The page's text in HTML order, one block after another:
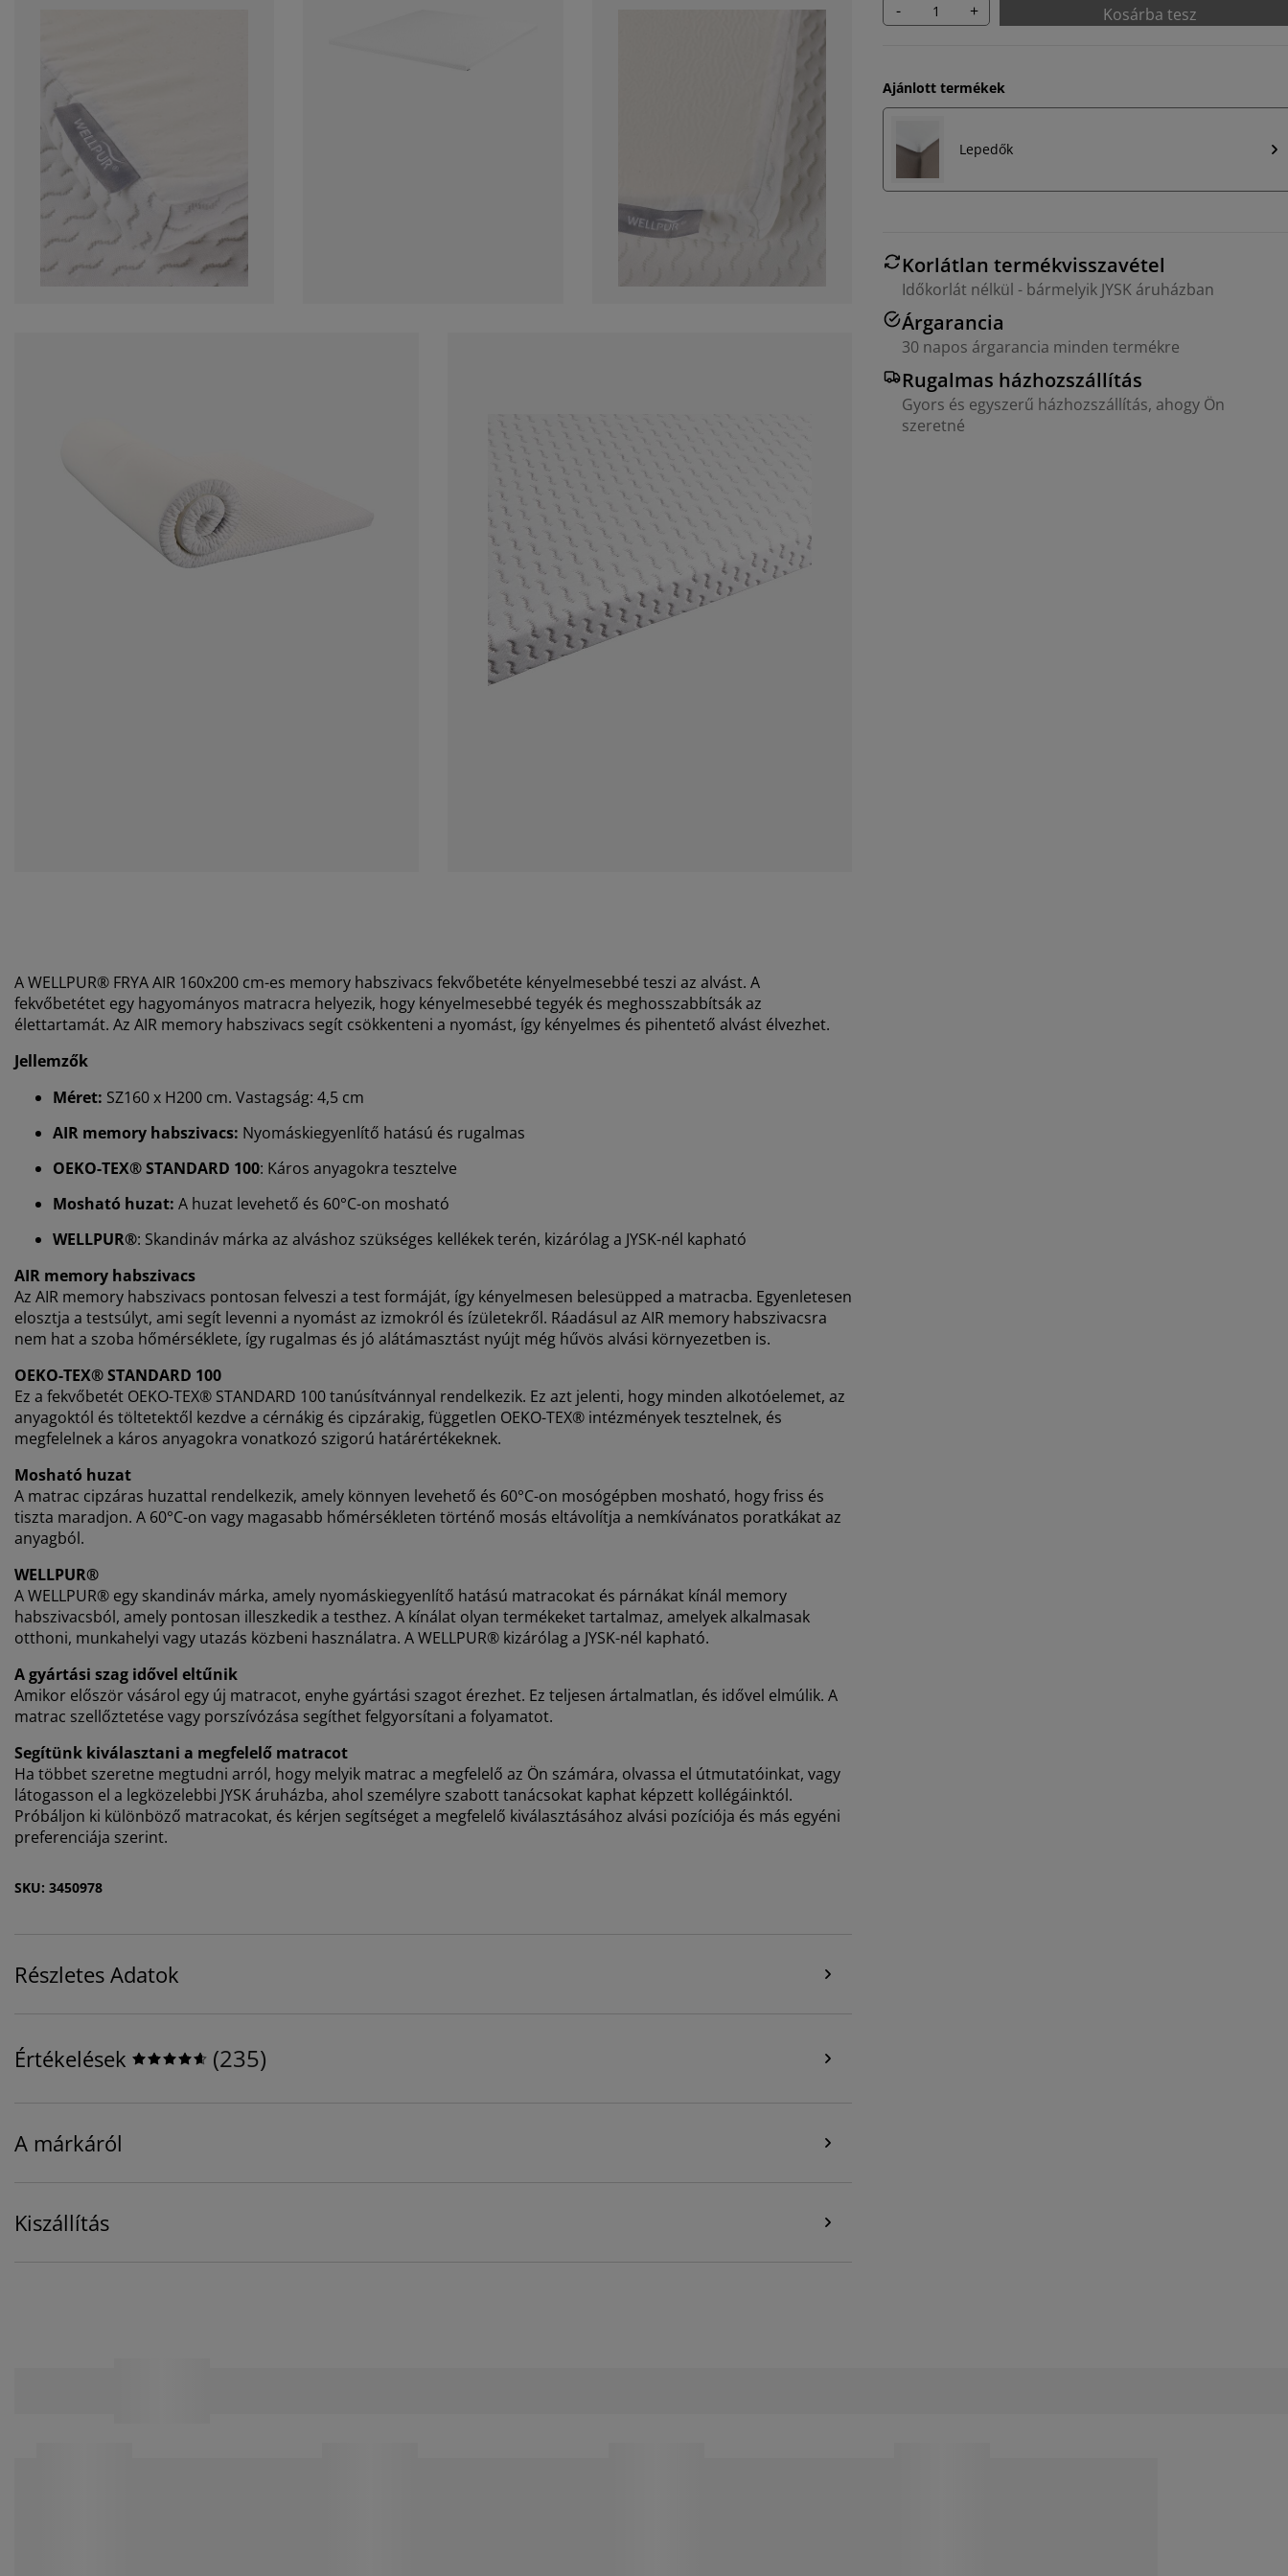
- + Kosárba tesz
Ajánlott termékek
Lepedők
Korlátlan termékvisszavétel
Időkorlát nélkül - bármelyik JYSK áruházban
Árgarancia
30 napos árgarancia minden termékre
Rugalmas házhozszállítás
Gyors és egyszerű házhozszállítás, ahogy Ön
szeretné
A WELLPUR® FRYA AIR 160x200 cm-es memory habszivacs fekvőbetéte kényelmesebbé teszi az alvást. A
fekvőbetétet egy hagyományos matracra helyezik, hogy kényelmesebbé tegyék és meghosszabbítsák az
élettartamát. Az AIR memory habszivacs segít csökkenteni a nyomást, így kényelmes és pihentető alvást élvezhet.
Jellemzők
Méret: SZ160 x H200 cm. Vastagság: 4,5 cm
AIR memory habszivacs: Nyomáskiegyenlítő hatású és rugalmas
OEKO-TEX® STANDARD 100: Káros anyagokra tesztelve
Mosható huzat: A huzat levehető és 60°C-on mosható
WELLPUR®: Skandináv márka az alváshoz szükséges kellékek terén, kizárólag a JYSK-nél kapható
AIR memory habszivacs
Az AIR memory habszivacs pontosan felveszi a test formáját, így kényelmesen belesüpped a matracba. Egyenletesen
elosztja a testsúlyt, ami segít levenni a nyomást az izmokról és ízületekről. Ráadásul az AIR memory habszivacsra
nem hat a szoba hőmérséklete, így rugalmas és jó alátámasztást nyújt még hűvös alvási környezetben is.
OEKO-TEX® STANDARD 100
Ez a fekvőbetét OEKO-TEX® STANDARD 100 tanúsítvánnyal rendelkezik. Ez azt jelenti, hogy minden alkotóelemet, az
anyagoktól és töltetektől kezdve a cérnákig és cipzárakig, független OEKO-TEX® intézmények tesztelnek, és
megfelelnek a káros anyagokra vonatkozó szigorú határértékeknek.
Mosható huzat
A matrac cipzáras huzattal rendelkezik, amely könnyen levehető és 60°C-on mosógépben mosható, hogy friss és
tiszta maradjon. A 60°C-on vagy magasabb hőmérsékleten történő mosás eltávolítja a nemkívánatos poratkákat az
anyagból.
WELLPUR®
A WELLPUR® egy skandináv márka, amely nyomáskiegyenlítő hatású matracokat és párnákat kínál memory
habszivacsból, amely pontosan illeszkedik a testhez. A kínálat olyan termékeket tartalmaz, amelyek alkalmasak
otthoni, munkahelyi vagy utazás közbeni használatra. A WELLPUR® kizárólag a JYSK-nél kapható.
A gyártási szag idővel eltűnik
Amikor először vásárol egy új matracot, enyhe gyártási szagot érezhet. Ez teljesen ártalmatlan, és idővel elmúlik. A
matrac szellőztetése vagy porszívózása segíthet felgyorsítani a folyamatot.
Segítünk kiválasztani a megfelelő matracot
Ha többet szeretne megtudni arról, hogy melyik matrac a megfelelő az Ön számára, olvassa el útmutatóinkat, vagy
látogasson el a legközelebbi JYSK áruházba, ahol személyre szabott tanácsokat kaphat képzett kollégáinktól.
Próbáljon ki különböző matracokat, és kérjen segítséget a megfelelő kiválasztásához alvási pozíciója és más egyéni
preferenciája szerint.
SKU: 3450978
Részletes Adatok
Értékelések (235)
A márkáról
Kiszállítás